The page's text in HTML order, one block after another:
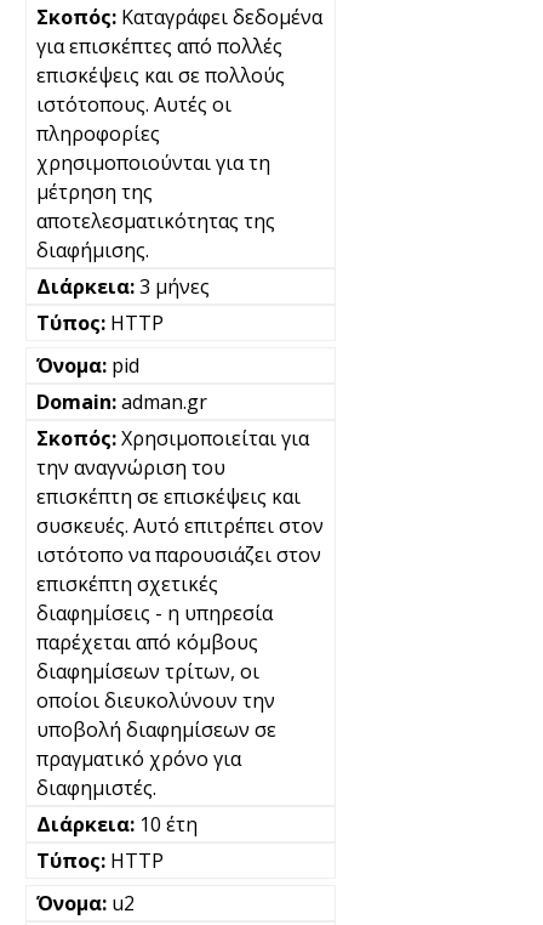
Καταγράφει δεδομένα
για επισκέπτες από πολλές
επισκέψεις και σε πολλούς
ιστότοπους. Αυτές οι
πληροφορίες
χρησιμοποιούνται για τη
μέτρηση της
αποτελεσματικότητας της
διαφήμισης.
3 μήνες
HTTP
pid
adman.gr
Χρησιμοποιείται για
την αναγνώριση του
επισκέπτη σε επισκέψεις και
συσκευές. Αυτό επιτρέπει στον
ιστότοπο να παρουσιάζει στον
επισκέπτη σχετικές
διαφημίσεις - η υπηρεσία
παρέχεται από κόμβους
διαφημίσεων τρίτων, οι
οποίοι διευκολύνουν την
υποβολή διαφημίσεων σε
πραγματικό χρόνο για
διαφημιστές.
10 έτη
HTTP
u2